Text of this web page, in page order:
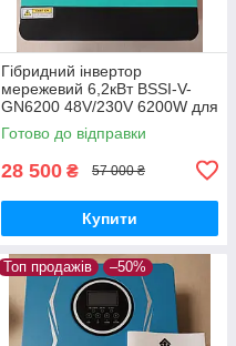
Гібридний інвертор
мережевий 6,2кВт BSSI-V-
GN6200 48V/230V 6200W для
сонячної системи BUSBYR
Готово до відправки
28 500 ₴ 57 000 ₴
Купити
Топ продажів –50%